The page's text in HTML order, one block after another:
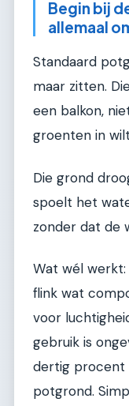
Begin bij
allemaal
Standaard
maar zitten.
een balkon,
groenten in
Die grond
spoelt het
zonder dat de
Wat wél werkt:
flink wat
voor
gebruik is
dertig
potgrond.